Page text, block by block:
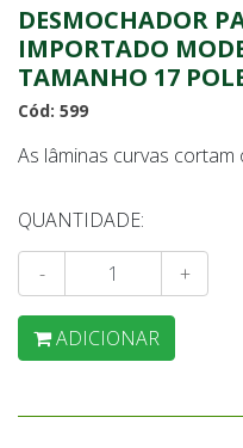
DESMOCHADOR
IMPORTADO
TAMANHO 17
Cód: 599
As lâminas curvas
QUANTIDADE:
- +
ADICIONAR